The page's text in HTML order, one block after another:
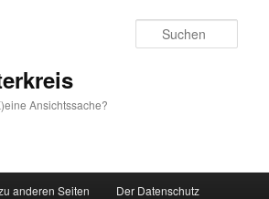
Ansichtssache?
anderen Seiten Der Datenschutz